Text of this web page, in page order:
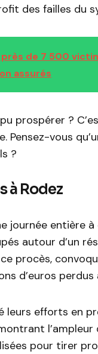
des failles du
de 7 500
assurés
prospérer ?
Pensez-vous
?
à Rodez
journée entière
autour d’un
procès,
d’euros
leurs efforts en
l’ampleur
pour tirer